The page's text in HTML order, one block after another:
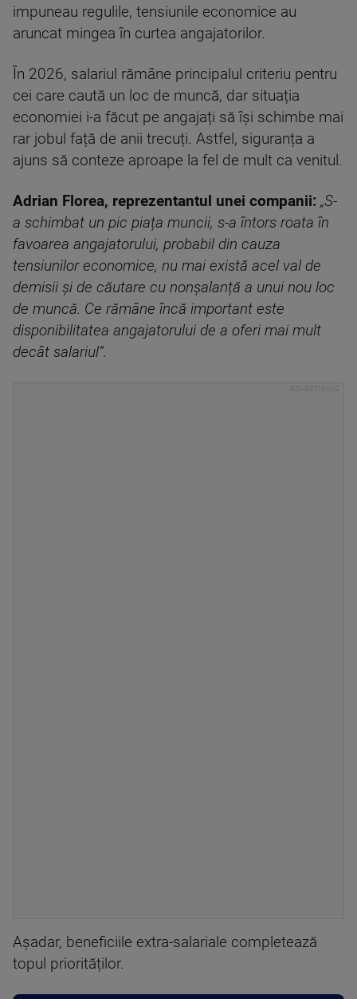
impuneau regulile, tensiunile economice au
aruncat mingea în curtea angajatorilor.
În 2026, salariul rămâne principalul criteriu pentru
cei care caută un loc de muncă, dar situația
economiei i-a făcut pe angajați să își schimbe mai
rar jobul față de anii trecuți. Astfel, siguranța a
ajuns să conteze aproape la fel de mult ca venitul.
Adrian Florea, reprezentantul unei companii: „S-
a schimbat un pic piața muncii, s-a întors roata în
favoarea angajatorului, probabil din cauza
tensiunilor economice, nu mai există acel val de
demisii și de căutare cu nonșalanță a unui nou loc
de muncă. Ce rămâne încă important este
disponibilitatea angajatorului de a oferi mai mult
decât salariul”.
Așadar, beneficiile extra-salariale completează
topul priorităților.